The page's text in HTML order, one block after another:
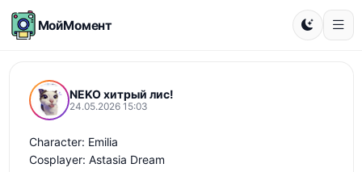
МойМомент
NEKO хитрый лис!
24.05.2026 15:03
Character: Emilia
Cosplayer: Astasia Dream